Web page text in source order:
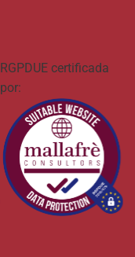
RGPDUE certificada
por: